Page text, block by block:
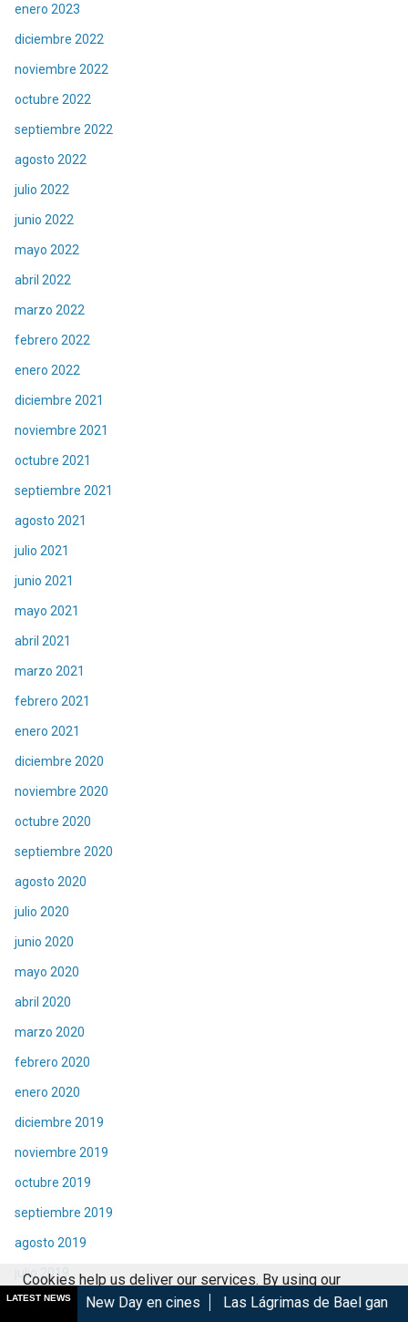
enero 2023
diciembre 2022
noviembre 2022
octubre 2022
septiembre 2022
agosto 2022
julio 2022
junio 2022
mayo 2022
abril 2022
marzo 2022
febrero 2022
enero 2022
diciembre 2021
noviembre 2021
octubre 2021
septiembre 2021
agosto 2021
julio 2021
junio 2021
mayo 2021
abril 2021
marzo 2021
febrero 2021
enero 2021
diciembre 2020
noviembre 2020
octubre 2020
septiembre 2020
agosto 2020
julio 2020
junio 2020
mayo 2020
abril 2020
marzo 2020
febrero 2020
enero 2020
diciembre 2019
noviembre 2019
octubre 2019
septiembre 2019
agosto 2019
julio 2019
junio 2019
LATEST NEWS
en cines Las Lágrimas de Bael gana en el GIFF 2026
Cookies help us deliver our services. By using our
services, you agree to our use of cookies.
Got it